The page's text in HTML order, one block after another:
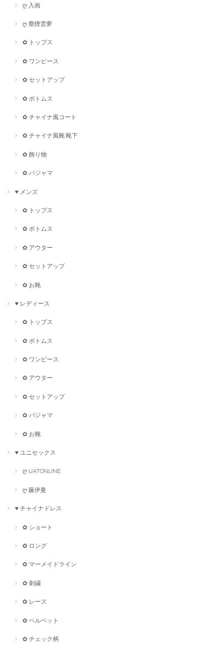
ღ 入画
ღ 塵煙雲夢
✿ トップス
✿ ワンピース
✿ セットアップ
✿ ボトムス
✿ チャイナ風コート
✿ チャイナ風靴·靴下
✿ 飾り物
✿ パジャマ
♥ メンズ
✿ トップス
✿ ボトムス
✿ アウター
✿ セットアップ
✿ お靴
♥ レディース
✿ トップス
✿ ボトムス
✿ ワンピース
✿ アウター
✿ セットアップ
✿ パジャマ
✿ お靴
♥ ユニセックス
ღ UATONLINE
ღ 藤伊曼
♥ チャイナドレス
✿ ショート
✿ ロング
✿ マーメイドライン
✿ 刺繍
✿ レース
✿ ベルベット
✿ チェック柄